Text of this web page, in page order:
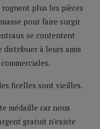
plus les pièces
pour faire surgir
se contentent
distribuer à leurs amis
ficelles sont vieilles.
médaille car nous
gratuit n’existe